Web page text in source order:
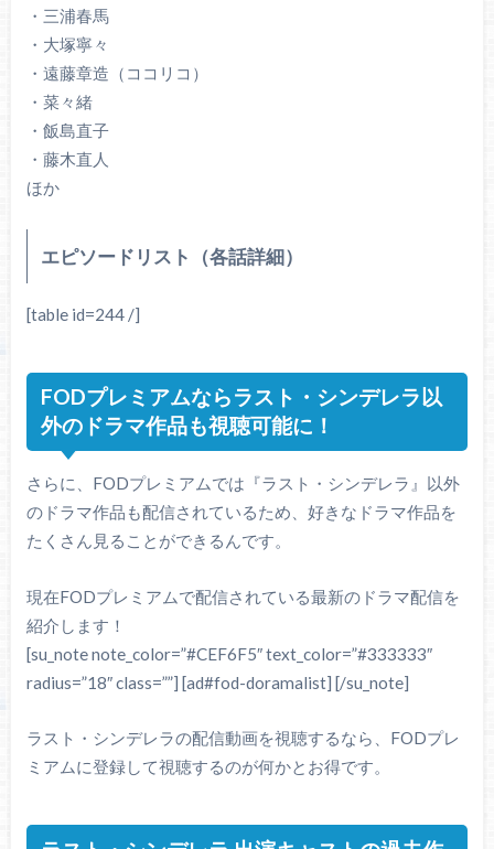
・三浦春馬
・大塚寧々
・遠藤章造（ココリコ）
・菜々緒
・飯島直子
・藤木直人
ほか
エピソードリスト（各話詳細）
[table id=244 /]
FODプレミアムならラスト・シンデレラ以
外のドラマ作品も視聴可能に！
さらに、FODプレミアムでは『ラスト・シンデレラ』以外
のドラマ作品も配信されているため、好きなドラマ作品を
たくさん見ることができるんです。
現在FODプレミアムで配信されている最新のドラマ配信を
紹介します！
[su_note note_color=”#CEF6F5″ text_color=”#333333″
radius=”18″ class=””] [ad#fod-doramalist] [/su_note]
ラスト・シンデレラの配信動画を視聴するなら、FODプレ
ミアムに登録して視聴するのが何かとお得です。